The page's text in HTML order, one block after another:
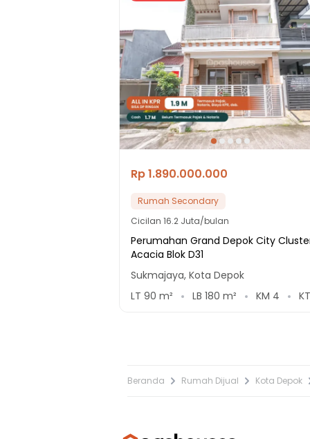
Rp 1.890.000.000
Rumah Secondary
Cicilan 16.2 Juta/bulan
Perumahan Grand Depok City
Acacia Blok D31
Sukmajaya, Kota Depok
LT 90 m² LB 180 m² KM 4 KT
Beranda Rumah Dijual Kota Depok